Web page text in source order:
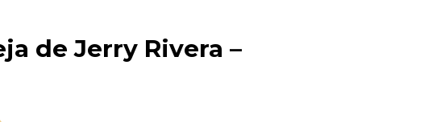
de Jerry Rivera –